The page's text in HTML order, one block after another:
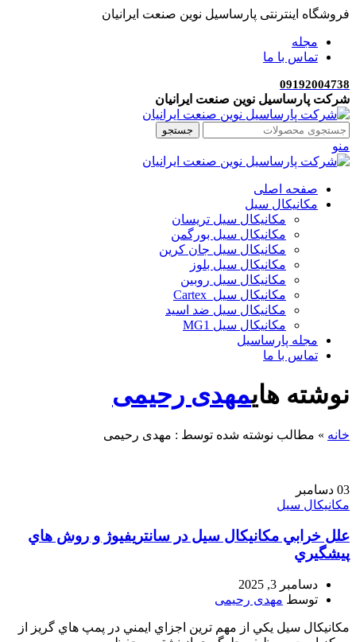
فروشگاه اینترنتی پارساسیل نوین صنعت ایرانیان
مجله
تماس با ما
09192004738
شرکت پارساسیل نوین صنعت ایرانیان
جستجو
منو
صفحه اصلی
مکانیکال سیل
مکانیکال سیل تریسان
مکانیکال سیل بورگمن
مکانیکال سیل جان کرین
مکانیکال سیل بلوز
مکانیکال سیل روبین
مکانیکال سیل Cartex
مکانیکال سیل ضد اسید
مکانیکال سیل MG1
مجله پارساسیل
تماس با ما
نوشته هایمهدی رحیمی
خانه » مطالب نوشته شده توسط : مهدی رحیمی
03 دسامبر
مکانیکال سیل
علل خرابي مکانيکال سيل در سانتريفيوژ و روش هاي
پيشگيري
دسامبر 3, 2025
توسط مهدی رحیمی
مکانيکال سيل يکي از مهم ترين اجزاي ايمني در پمپ هاي گريز از